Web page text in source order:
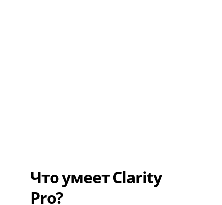
Что умеет Clarity
Pro?